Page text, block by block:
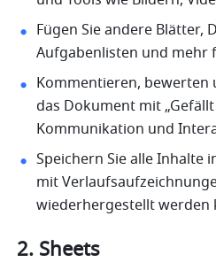
Fügen Sie andere Blätter,
Aufgabenlisten und mehr
Kommentieren, bewerten
das Dokument mit
Kommunikation und
Speichern Sie alle Inhalte
mit
wiederhergestellt werden
2. Sheets